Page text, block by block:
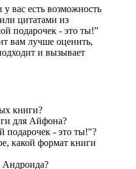
вас есть возможность
цитатами из
подарочек - это ты!”
вам лучше оценить,
и вызывает
книги?
для Айфона?
подарочек - это ты!"?
какой формат книги
Андроида?